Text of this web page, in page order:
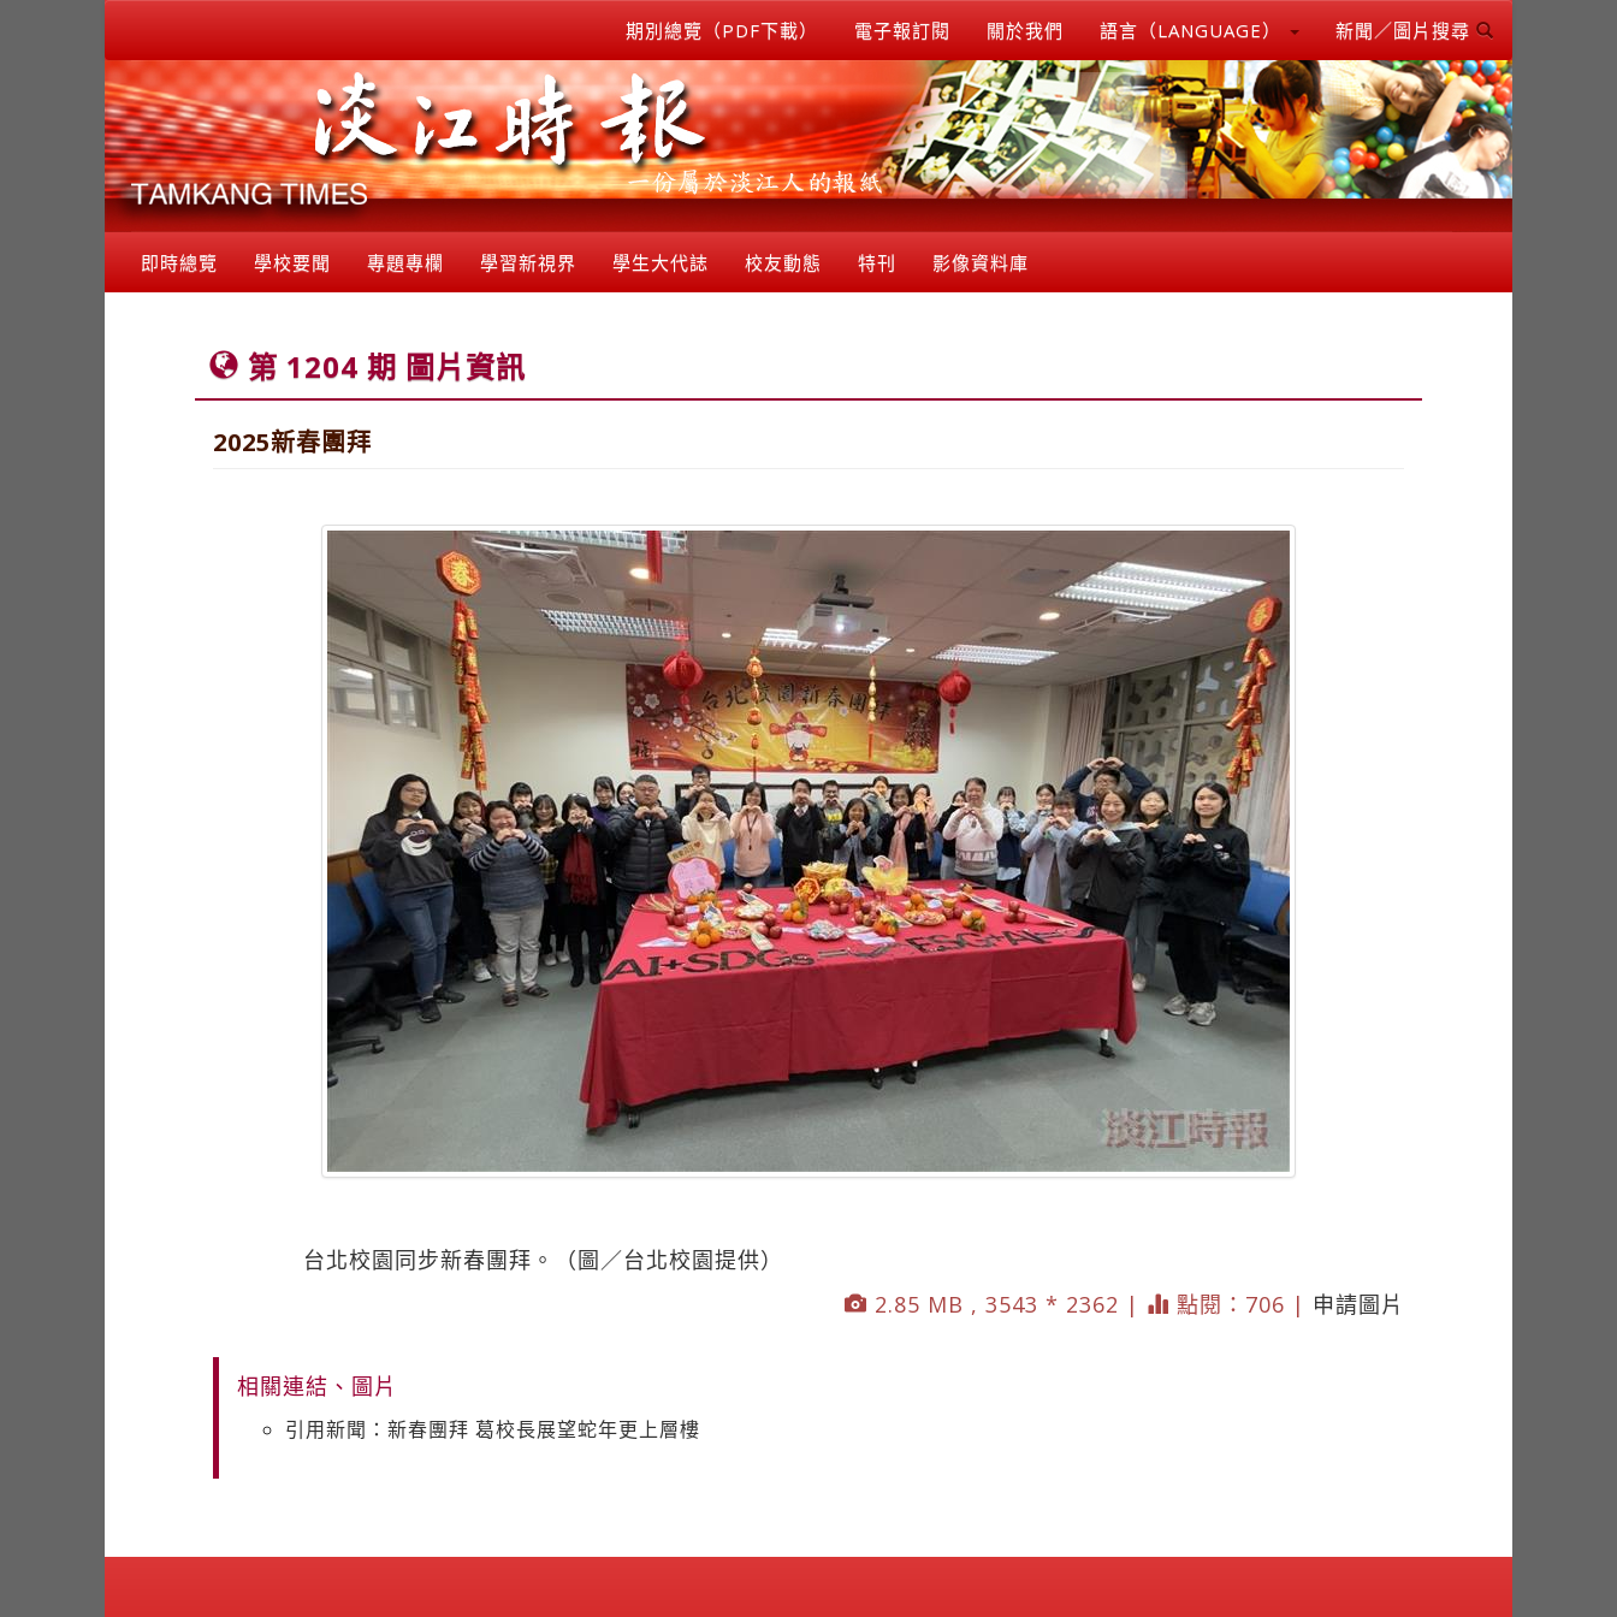
期別總覽（PDF下載） 電子報訂閱 關於我們 語言（LANGUAGE） 新聞／圖片搜尋
即時總覽 學校要聞 專題專欄 學習新視界 學生大代誌 校友動態 特刊 影像資料庫
第 1204 期 圖片資訊
2025新春團拜
台北校園同步新春團拜。（圖／台北校園提供）
2.85 MB , 3543 * 2362 |
點閱：706 | 申請圖片
相關連結、圖片
引用新聞：新春團拜 葛校長展望蛇年更上層樓